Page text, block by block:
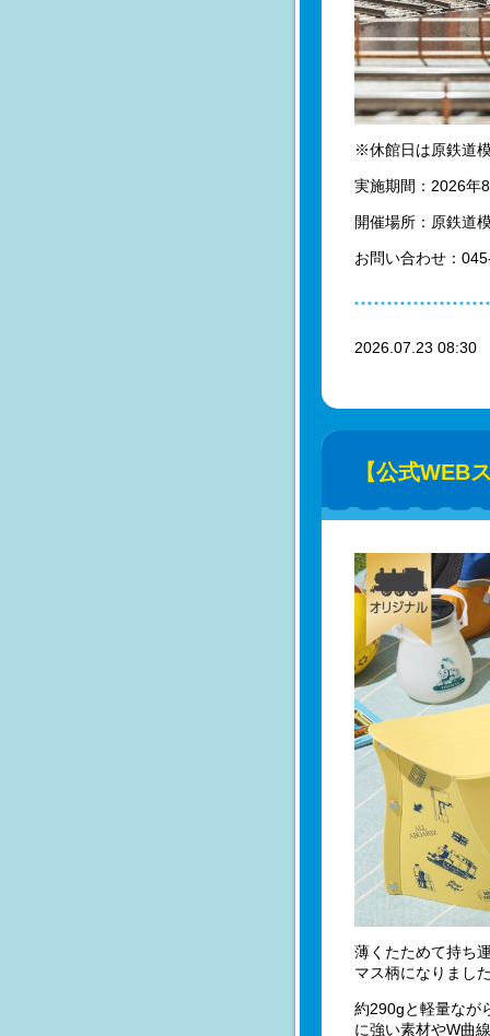
※休館日は原鉄道
実施期間：2026年
開催場所：原鉄道
お問い合わせ：
2026.07.23
【公式WEB
薄くたためて持ち
マス柄になりまし
約290gと軽量なが
に強い素材やW曲